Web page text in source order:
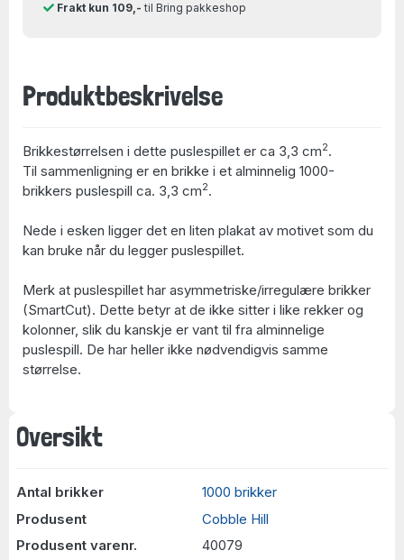
Oversikt
Antal brikker
1000 brikker
Produsent
Cobble Hill
Produsent varenr.
40079
Frakt kun 109,- til Bring pakkeshop
Produktbeskrivelse
Brikkestørrelsen i dette puslespillet er ca 3,3 cm2.
Til sammenligning er en brikke i et alminnelig 1000-
brikkers puslespill ca. 3,3 cm2.
Nede i esken ligger det en liten plakat av motivet som du
kan bruke når du legger puslespillet.
Merk at puslespillet har asymmetriske/irregulære brikker
(SmartCut). Dette betyr at de ikke sitter i like rekker og
kolonner, slik du kanskje er vant til fra alminnelige
puslespill. De har heller ikke nødvendigvis samme
størrelse.